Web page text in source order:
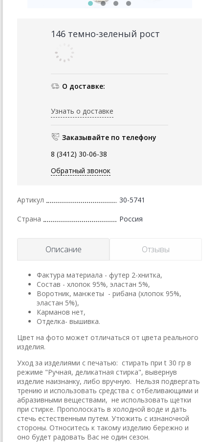
146 темно-зеленый рост
О доставке:
Узнать о доставке
Заказывайте по телефону
8 (3412) 30-06-38
Обратный звонок
Артикул 30-5741
Страна Россия
Описание Отзывы
Фактура материала - футер 2-хнитка,
Состав - хлопок 95%, эластан 5%,
Воротник, манжеты - рибана (хлопок 95%,
эластан 5%),
Карманов нет,
Отделка- вышивка.
Цвет на фото может отличаться от цвета реального
изделия.
Уход за изделиями с печатью: стирать при t 30 гр в
режиме "Ручная, деликатная стирка", вывернув
изделие наизнанку, либо вручную. Нельзя подвергать
трению и использовать средства с отбеливающими и
абразивными веществами, не использовать щетки
при стирке. Прополоскать в холодной воде и дать
стечь естественным путем. Утюжить с изнаночной
стороны. Относитесь к такому изделию бережно и
оно будет радовать Вас не один сезон.